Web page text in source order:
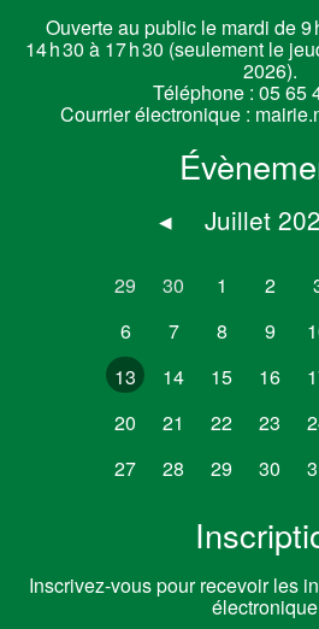
Ouverte au public le mardi de 9
14 h 30 à 17 h 30 (seulement le
2026).
Téléphone : 05 65
Courrier électronique :
◂ Juillet
29 30 1 2
6
7 8 9
13
14 15 16
20
21 22 23
27
28 29 30
Inscrivez-vous pour recevoir les